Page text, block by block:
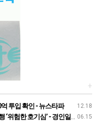
+
12.18
투입 확인 - 뉴스타파
06.15
위험한 호기심’ - 경인일보